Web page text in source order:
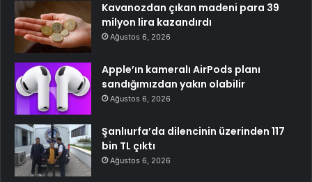
Kavanozdan çıkan madeni para 39
milyon lira kazandırdı
Ağustos 6, 2026
Apple’ın kameralı AirPods planı
sandığımızdan yakın olabilir
Ağustos 6, 2026
Şanlıurfa’da dilencinin üzerinden 117
bin TL çıktı
Ağustos 6, 2026